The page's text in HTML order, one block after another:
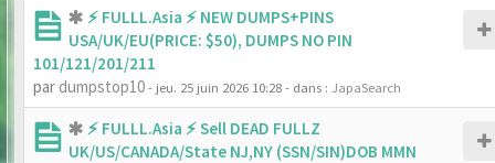
⚡ FULLL.Asia ⚡ NEW DUMPS+PINS
USA/UK/EU(PRICE: $50), DUMPS NO PIN
101/121/201/211
par dumpstop10- jeu. 25 juin 2026 10:28- dans : JapaSearch
⚡ FULLL.Asia ⚡ Sell DEAD FULLZ
UK/US/CANADA/State NJ,NY (SSN/SIN)DOB MMN